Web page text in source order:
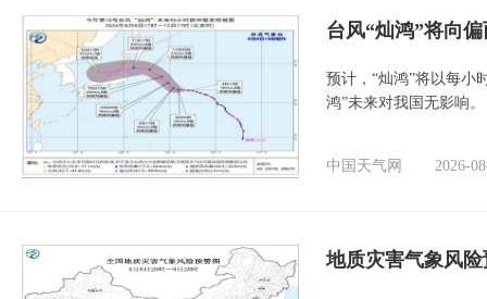
台风“灿鸿”将向
预计，“灿鸿”将以每小
鸿”未来对我国无影响。
中国天气网 2026-
地质灾害气象风